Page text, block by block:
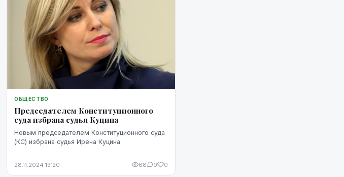
ОБЩЕСТВО
Председателем Конституционного
суда избрана судья Куцина
Новым председателем Конституционного суда
(КС) избрана судья Ирена Куцина.
28.11.2024 13:20 68 0 0